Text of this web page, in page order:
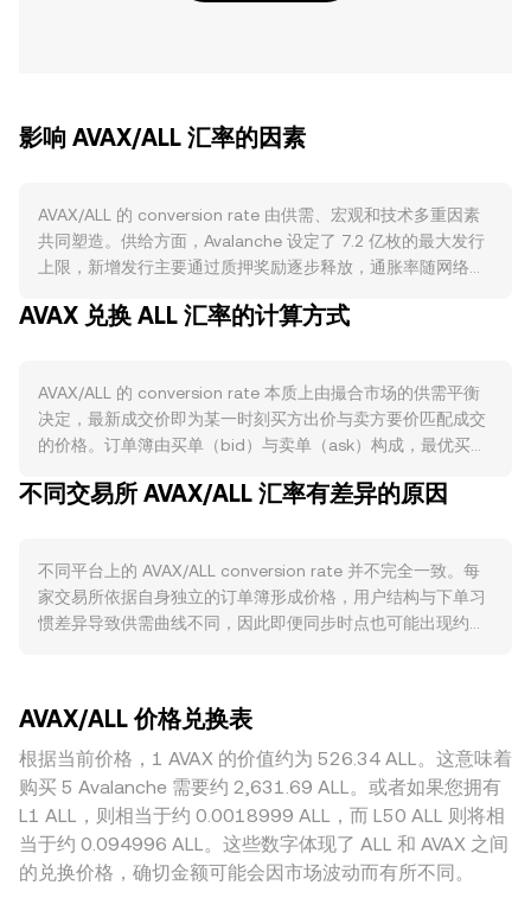
影响 AVAX/ALL 汇率的因素
AVAX/ALL 的 conversion rate 由供需、宏观和技术多重因素
共同塑造。供给方面，Avalanche 设定了 7.2 亿枚的最大发行
上限，新增发行主要通过质押奖励逐步释放，通胀率随网络治
手续费会被协议直接销毁，从而在高活跃时期收缩流通供给；
链游应用对“gas”的消耗提升对 AVAX 的使用与持有需求；企业
与游戏项目部署独立子网（Subnets）时往往需要抵押 AVAX
作为安全与资源配额，这在子网扩张期拉动结构性需求。宏观
常在短期主导方向；同时，ALL 相对美元的强弱会通过交叉定
AVAX/ALL conversion rate。监管事件亦会带来跳变，例如针
对代币是否构成证券的表态、对稳定币与交易平台的规则、以
及各国对自托管与法币出入金的限制，都可能影响流动性与风
放大波动；大型持币地址在链上与交易所的大额转入转出会改
变即时卖压或买压；跨所做市与深度分布也会在短期内加剧或
缓释价格波动。
AVAX 兑换 ALL 汇率的计算方式
AVAX/ALL 的 conversion rate 本质上由撮合市场的供需平衡
决定，最新成交价即为某一时刻买方出价与卖方要价匹配成交
的价格。订单簿由买单（bid）与卖单（ask）构成，最优买价
间价。跨平台层面，数据聚合商常以成交量加权平均价
越高。基于该报价，简单换算关系为：ALL 值 = AVAX 数量 ×
conversion rate；反之，AVAX 数量 = ALL 值 / conversion
rate。在去中心化流动性较充足的场景（例如 Avalanche 上的
表示为 y/x；当有大额成交改变池中储备比例时，边际价格随
之滑动，这些链上价格又会通过做市与套利反馈到中心化平台
的 AVAX/ALL conversion rate。
不同交易所 AVAX/ALL 汇率有差异的原因
不同平台上的 AVAX/ALL conversion rate 并不完全一致。每
家交易所依据自身独立的订单簿形成价格，用户结构与下单习
惯差异导致供需曲线不同，因此即便同步时点也可能出现约
法币结算的 ALL 市场，还会叠加地理与合规因素，例如本地法
币出入金便利性、渠道成本与风控要求差异，可能形成轻微的
地域性溢价或折价。此外，许多场所的定价路径是先通过
AVAX/USDT 或 AVAX/USD 确定，再参考 USDT/ALL 或
USD/ALL 的报价换算到 AVAX/ALL，USDT 相对法币的轻微溢
折价（basis）会传导到最终显示的 conversion rate。跨平台
套利可在价差扩大时买低卖高以收敛价格，但受限于手续费、
AVAX/ALL 价格兑换表
根据当前价格，1 AVAX 的价值约为 526.34 ALL。这意味着
购买 5 Avalanche 需要约 2,631.69 ALL。或者如果您拥有
L1 ALL，则相当于约 0.0018999 ALL，而 L50 ALL 则将相
当于约 0.094996 ALL。这些数字体现了 ALL 和 AVAX 之间
的兑换价格，确切金额可能会因市场波动而有所不同。